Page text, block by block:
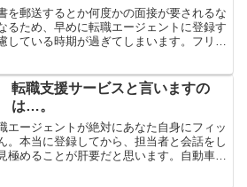
を郵送するとか何度かの面接が要されるな
るため、早めに転職エージェントに登録す
している時期が過ぎてしまいます。フリー
転職支援サービスと言いますの
は…。
エージェントが絶対にあなた自身にフィッ
。本当に登録してから、担当者と会話をし
極めることが肝要だと思います。自動車関